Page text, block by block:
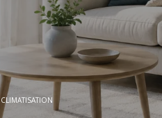
CLIMATISATION